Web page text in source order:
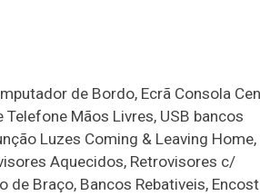
de Bordo, Ecrã Consola
Telefone Mãos Livres, USB bancos
Luzes Coming & Leaving Home,
Aquecidos, Retrovisores c/
de Braço, Bancos Rebativeis,